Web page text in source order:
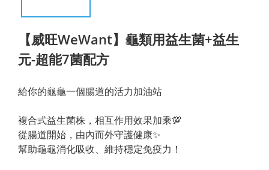
【威旺WeWant】龜類用益生菌+益生
元-超能7菌配方
給你的龜龜一個腸道的活力加油站
複合式益生菌株，相互作用效果加乘💯
從腸道開始，由內而外守護健康✨
幫助龜龜消化吸收、維持穩定免疫力！